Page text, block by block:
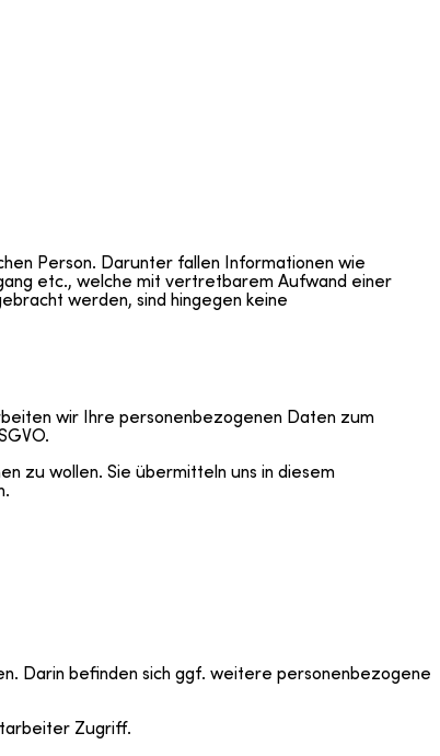
Person. Darunter fallen Informationen wie
etc., welche mit vertretbarem Aufwand einer
werden, sind hingegen keine
wir Ihre personenbezogenen Daten zum
zu wollen. Sie übermitteln uns in diesem
Darin befinden sich ggf. weitere personenbezogene
Zugriff.